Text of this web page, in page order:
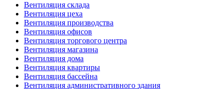
Вентиляция склада
Вентиляция цеха
Вентиляция производства
Вентиляция офисов
Вентиляция торгового центра
Вентиляция магазина
Вентиляция дома
Вентиляция квартиры
Вентиляция бассейна
Вентиляция административного здания